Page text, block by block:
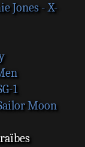
Jones - X-
1
Moon